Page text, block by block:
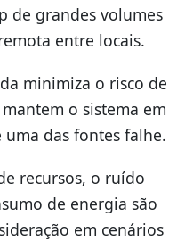
de grandes volumes
entre locais.
minimiza o risco de
o sistema em
das fontes falhe.
recursos, o ruído
de energia são
em cenários